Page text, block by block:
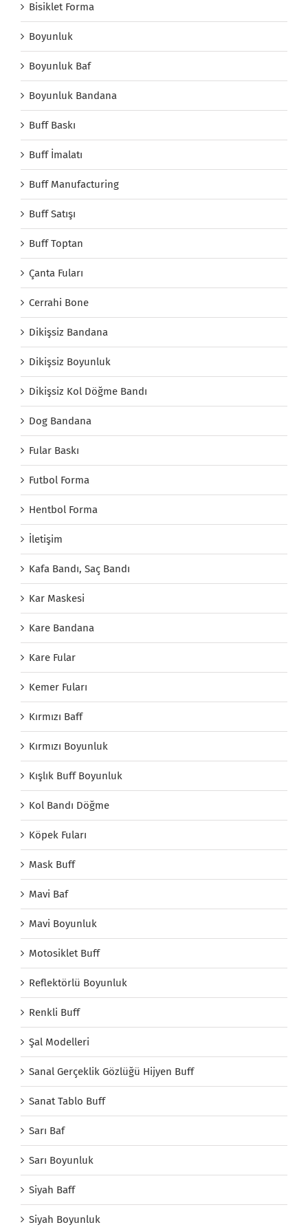
Bisiklet Forma
Boyunluk
Boyunluk Baf
Boyunluk Bandana
Buff Baskı
Buff İmalatı
Buff Manufacturing
Buff Satışı
Buff Toptan
Çanta Fuları
Cerrahi Bone
Dikişsiz Bandana
Dikişsiz Boyunluk
Dikişsiz Kol Döğme Bandı
Dog Bandana
Fular Baskı
Futbol Forma
Hentbol Forma
İletişim
Kafa Bandı, Saç Bandı
Kar Maskesi
Kare Bandana
Kare Fular
Kemer Fuları
Kırmızı Baff
Kırmızı Boyunluk
Kışlık Buff Boyunluk
Kol Bandı Döğme
Köpek Fuları
Mask Buff
Mavi Baf
Mavi Boyunluk
Motosiklet Buff
Reflektörlü Boyunluk
Renkli Buff
Şal Modelleri
Sanal Gerçeklik Gözlüğü Hijyen Buff
Sanat Tablo Buff
Sarı Baf
Sarı Boyunluk
Siyah Baff
Siyah Boyunluk